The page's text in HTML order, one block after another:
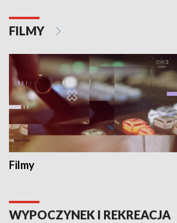
FILMY
Filmy
WYPOCZYNEK I REKREACJA